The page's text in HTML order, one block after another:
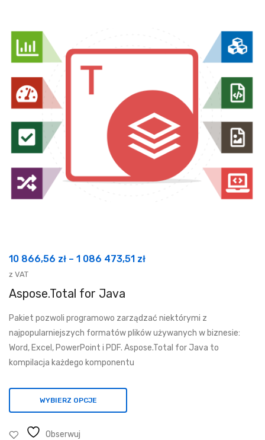
10 866,56 zł – 1 086 473,51 złZakres
866,56 zł
do
z VAT
Aspose.Total for Java
Pakiet pozwoli programowo zarządzać niektórymi z
najpopularniejszych formatów plików używanych w biznesie:
Word, Excel, PowerPoint i PDF. Aspose.Total for Java to
kompilacja każdego komponentu
WYBIERZ OPCJE
Obserwuj